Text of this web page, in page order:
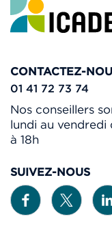
CONTACTEZ-
01 41 72 73 74
Nos conseillers
lundi au
à 18h
SUIVEZ-NOUS